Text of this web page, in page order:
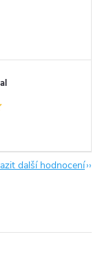
další hodnocení